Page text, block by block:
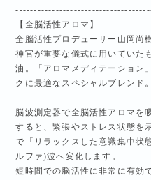
【全脳活性アロマ】
全脳活性プロデューサー山岡尚
神官が重要な儀式に用いていた
油。「アロマメディテーション
クに最適なスペシャルブレンド。
脳波測定器で全脳活性アロマを
すると、緊張やストレス状態を
で「リラックスした意識集中状
ルファ)波へ変化します。
短時間での脳活性に非常に有効